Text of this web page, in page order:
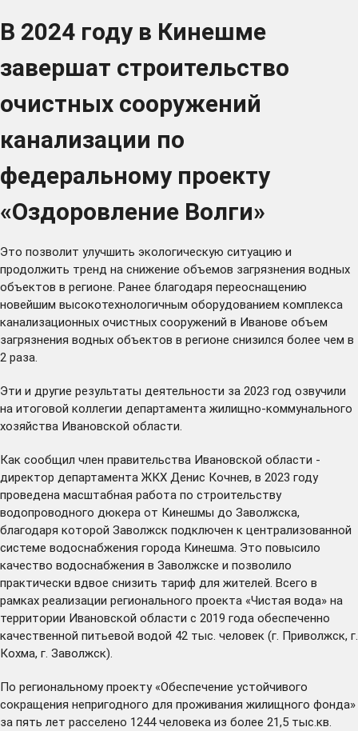
В 2024 году в Кинешме
завершат строительство
очистных сооружений
канализации по
федеральному проекту
«Оздоровление Волги»
Это позволит улучшить экологическую ситуацию и
продолжить тренд на снижение объемов загрязнения водных
объектов в регионе. Ранее благодаря переоснащению
новейшим высокотехнологичным оборудованием комплекса
канализационных очистных сооружений в Иванове объем
загрязнения водных объектов в регионе снизился более чем в
2 раза.
Эти и другие результаты деятельности за 2023 год озвучили
на итоговой коллегии департамента жилищно-коммунального
хозяйства Ивановской области.
Как сообщил член правительства Ивановской области -
директор департамента ЖКХ Денис Кочнев, в 2023 году
проведена масштабная работа по строительству
водопроводного дюкера от Кинешмы до Заволжска,
благодаря которой Заволжск подключен к централизованной
системе водоснабжения города Кинешма. Это повысило
качество водоснабжения в Заволжске и позволило
практически вдвое снизить тариф для жителей. Всего в
рамках реализации регионального проекта «Чистая вода» на
территории Ивановской области с 2019 года обеспеченно
качественной питьевой водой 42 тыс. человек (г. Приволжск, г.
Кохма, г. Заволжск).
По региональному проекту «Обеспечение устойчивого
сокращения непригодного для проживания жилищного фонда»
за пять лет расселено 1244 человека из более 21,5 тыс.кв.